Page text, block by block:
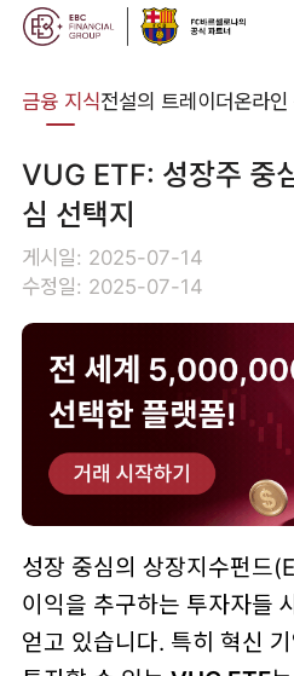
금융 지식전설의 트레이더온라인
VUG ETF: 성장주 중
심 선택지
게시일: 2025-07-14
수정일: 2025-07-14
성장 중심의 상장지수펀드
이익을 추구하는 투자자들
얻고 있습니다. 특히 혁신